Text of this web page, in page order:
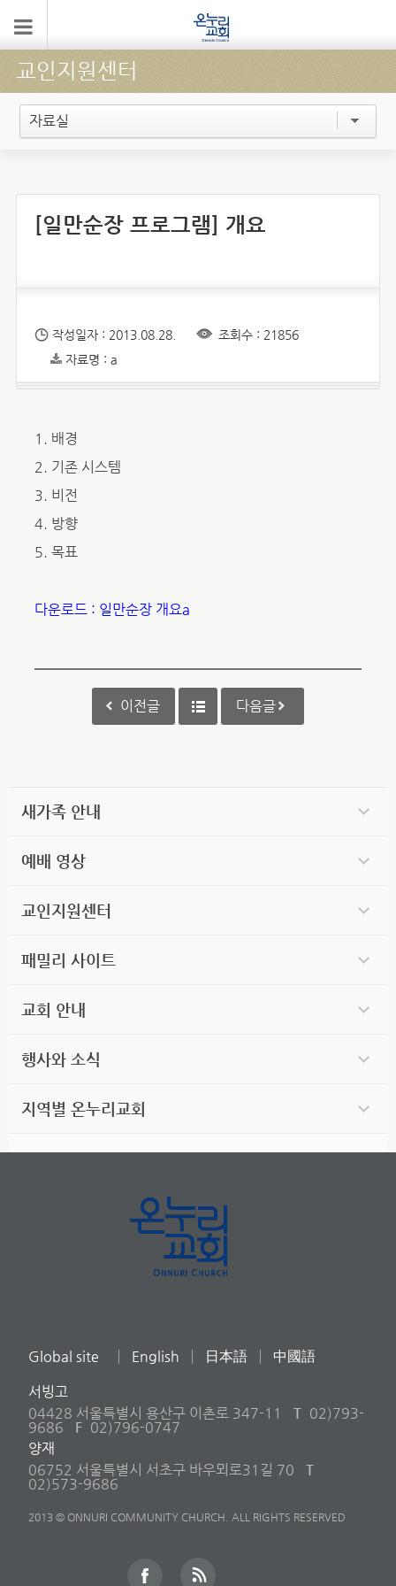
교인지원센터
자료실
[일만순장 프로그램] 개요
작성일자 : 2013.08.28.
조회수 : 21856
자료명 : a
1. 배경
2. 기존 시스템
3. 비전
4. 방향
5. 목표
다운로드 : 일만순장 개요a
이전글 다음글
새가족 안내
예배 영상
교인지원센터
패밀리 사이트
교회 안내
행사와 소식
지역별 온누리교회
Global site English 日本語 中國語
서빙고
04428 서울특별시 용산구 이촌로 347-11
T 02)793-
9686
F 02)796-0747
양재
06752 서울특별시 서초구 바우뫼로31길 70
T
02)573-9686
2013 © ONNURI COMMUNITY CHURCH. ALL RIGHTS RESERVED